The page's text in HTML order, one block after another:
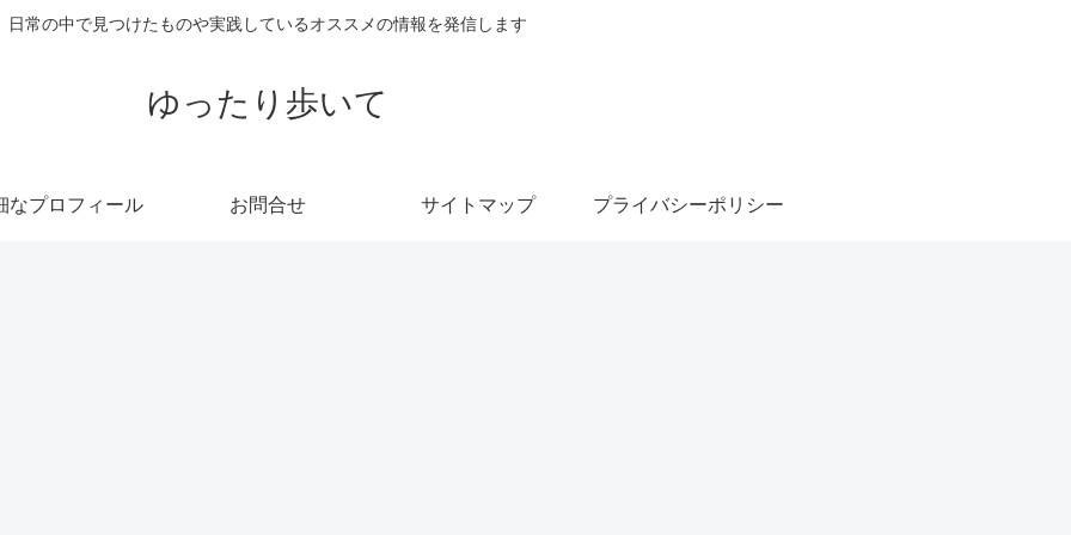
日常の中で見つけたものや実践しているオススメの情報を発信します
ゆったり歩いて
なプロフィール お問合せ サイトマップ プライバシーポリシー